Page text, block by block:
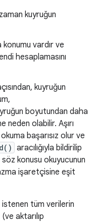
kuyruğun
vardır ve
hesaplamasını
kuyruğun
boyutundan daha
neden olabilir. Aşırı
başarısız olur ve
aracılığıyla bildirilip
söz konusu okuyucunun
işaretçisine eşit
tüm verilerin
aktarılıp